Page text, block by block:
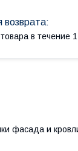
в течение
фасада и